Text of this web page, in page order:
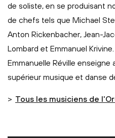
de soliste, en se produisant
de chefs tels que Michael
Anton Rickenbacher, Jean-
Lombard et Emmanuel
Emmanuelle Réville enseigne
supérieur musique et danse
> Tous les musiciens de